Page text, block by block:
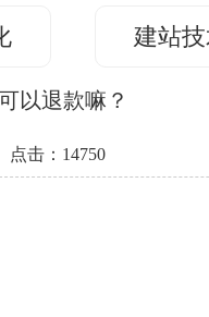
建站
以退款嘛？
点击：14750